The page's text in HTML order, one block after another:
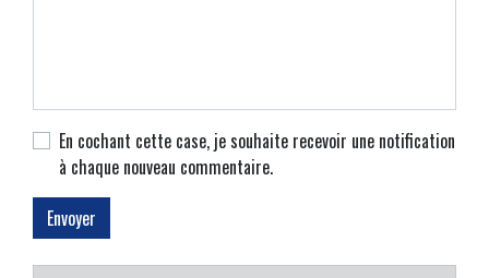
En cochant cette case, je souhaite recevoir une notification
à chaque nouveau commentaire.